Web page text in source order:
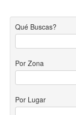
Qué Buscas?
Por Zona
Por Lugar